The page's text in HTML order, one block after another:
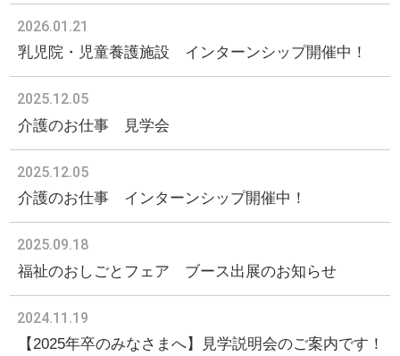
2026.01.21
乳児院・児童養護施設 インターンシップ開催中！
2025.12.05
介護のお仕事 見学会
2025.12.05
介護のお仕事 インターンシップ開催中！
2025.09.18
福祉のおしごとフェア ブース出展のお知らせ
2024.11.19
【2025年卒のみなさまへ】見学説明会のご案内です！